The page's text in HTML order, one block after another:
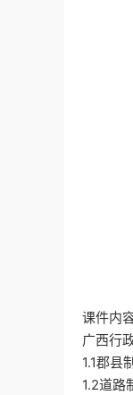
课件内
广西行
1.1郡县
1.2道路